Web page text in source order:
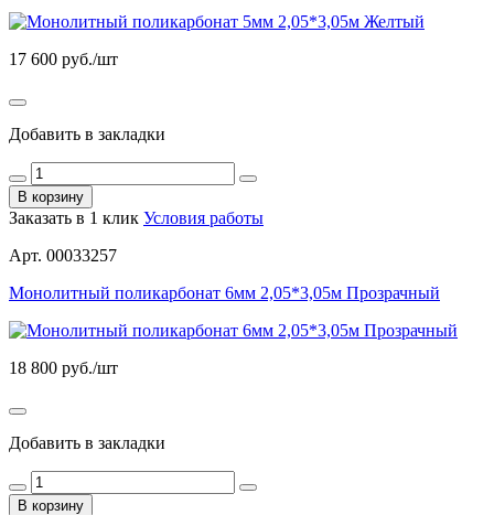
17 600 руб./шт
Добавить в закладки
В корзину
Заказать в 1 клик Условия работы
Арт. 00033257
Монолитный поликарбонат 6мм 2,05*3,05м Прозрачный
18 800 руб./шт
Добавить в закладки
В корзину